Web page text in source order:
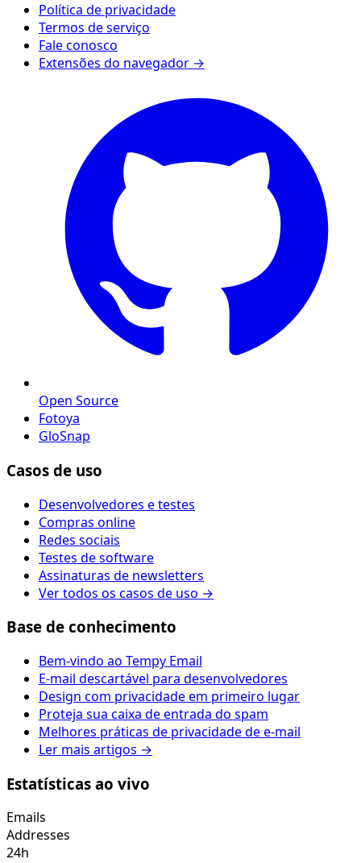
Política de privacidade
Termos de serviço
Fale conosco
Extensões do navegador →
Open Source
Fotoya
GloSnap
Casos de uso
Desenvolvedores e testes
Compras online
Redes sociais
Testes de software
Assinaturas de newsletters
Ver todos os casos de uso →
Base de conhecimento
Bem-vindo ao Tempy Email
E-mail descartável para desenvolvedores
Design com privacidade em primeiro lugar
Proteja sua caixa de entrada do spam
Melhores práticas de privacidade de e-mail
Ler mais artigos →
Estatísticas ao vivo
Emails
Addresses
24h